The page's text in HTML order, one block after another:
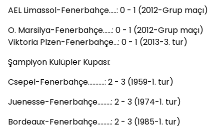
AEL Limassol-Fenerbahçe.....: 0 - 1 (2012-Grup maçı)
O. Marsilya-Fenerbahçe......: 0 - 1 (2012-Grup maçı)
Viktoria Plzen-Fenerbahçe...: 0 - 1 (2013-3. tur)
Şampiyon Kulüpler Kupası:
Csepel-Fenerbahçe...........: 2 - 3 (1959-1. tur)
Juenesse-Fenerbahçe.........: 2 - 3 (1974-1. tur)
Bordeaux-Fenerbahçe.........: 2 - 3 (1985-1. tur)